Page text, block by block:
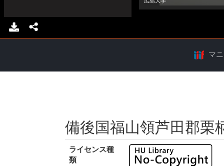
マ
備後国福山領芦田郡栗
ライセンス種
類